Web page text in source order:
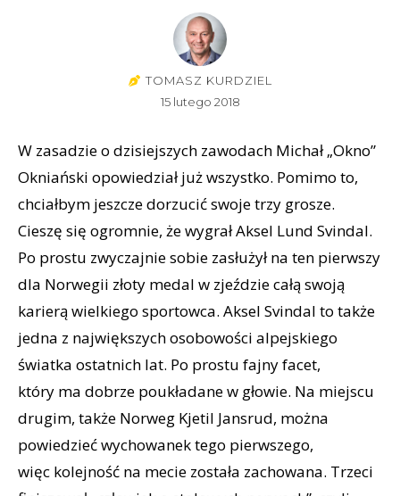
TOMASZ KURDZIEL
15 lutego 2018
W zasadzie o dzisiejszych zawodach Michał „Okno”
Okniański opowiedział już wszystko. Pomimo to,
chciałbym jeszcze dorzucić swoje trzy grosze.
Cieszę się ogromnie, że wygrał Aksel Lund Svindal.
Po prostu zwyczajnie sobie zasłużył na ten pierwszy
dla Norwegii złoty medal w zjeździe całą swoją
karierą wielkiego sportowca. Aksel Svindal to także
jedna z największych osobowości alpejskiego
światka ostatnich lat. Po prostu fajny facet,
który ma dobrze poukładane w głowie. Na miejscu
drugim, także Norweg Kjetil Jansrud, można
powiedzieć wychowanek tego pierwszego,
więc kolejność na mecie została zachowana. Trzeci